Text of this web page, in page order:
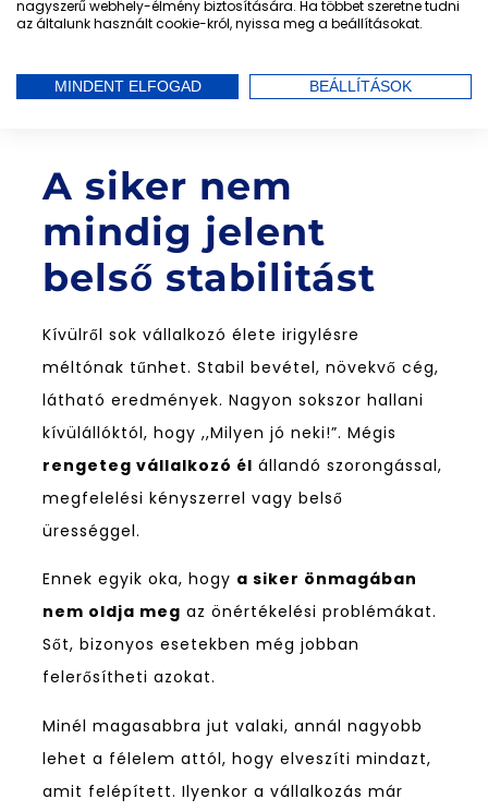
miatt, a halogatás, és a motiválatlanság. Ha
akkor egyenes út vezet a kiégéshez.
A siker nem
mindig jelent
belső stabilitást
Kívülről sok vállalkozó élete irigylésre
méltónak tűnhet. Stabil bevétel, növekvő cég,
látható eredmények. Nagyon sokszor hallani
kívülállóktól, hogy ,,Milyen jó neki!”. Mégis
rengeteg vállalkozó él állandó szorongással,
megfelelési kényszerrel vagy belső
ürességgel.
Ennek egyik oka, hogy a siker önmagában
nem oldja meg az önértékelési problémákat.
Sőt, bizonyos esetekben még jobban
felerősítheti azokat.
Minél magasabbra jut valaki, annál nagyobb
lehet a félelem attól, hogy elveszíti mindazt,
amit felépített. Ilyenkor a vállalkozás már
nagyszerű webhely-élmény biztosítására. Ha többet szeretne tudni
az általunk használt cookie-król, nyissa meg a beállításokat.
MINDENT ELFOGAD BEÁLLÍTÁSOK